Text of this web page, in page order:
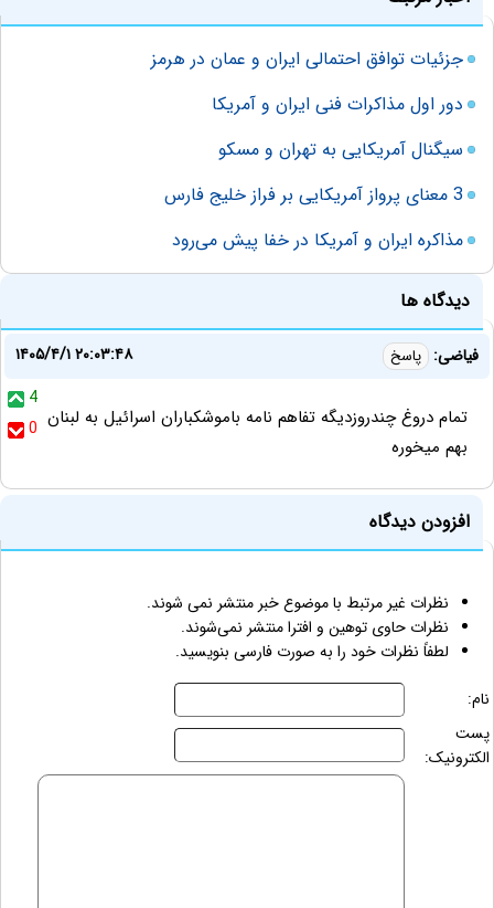
جزئیات توافق احتمالی ایران و عمان در هرمز
دور اول مذاکرات فنی ایران و آمریکا
سیگنال آمریکایی به تهران و مسکو
3 معنای پرواز آمریکایی بر فراز خلیج فارس
مذاکره ایران و آمریکا در خفا پیش می‌رود
دیدگاه ها
فیاضی: پاسخ
۱۴۰۵/۴/۱ ۲۰:۰۳:۴۸
4
0 تمام دروغ چندروزدیگه تفاهم نامه باموشکباران اسرائیل به لبنان
بهم میخوره
افزودن دیدگاه
نظرات غیر مرتبط با موضوع خبر منتشر نمی شوند.
نظرات حاوی توهین و افترا منتشر نمی‌شوند.
لطفاً نظرات خود را به صورت فارسی بنویسید.
نام:
پست
الکترونیک: